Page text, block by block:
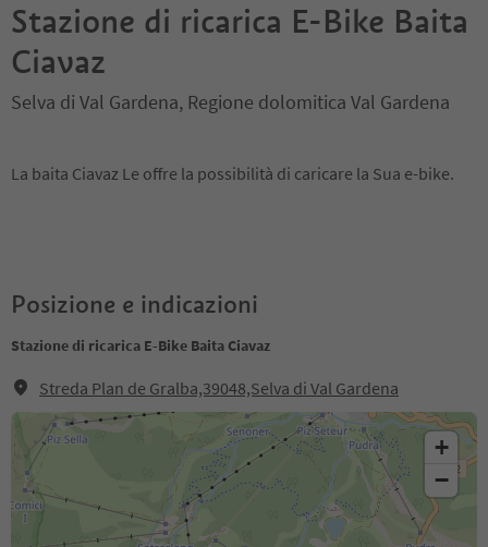
Stazione di ricarica E-Bike Baita
Ciavaz
Selva di Val Gardena, Regione dolomitica Val Gardena
La baita Ciavaz Le offre la possibilità di caricare la Sua e-bike.
Posizione e indicazioni
Stazione di ricarica E-Bike Baita Ciavaz
Streda Plan de Gralba,39048,Selva di Val Gardena
+
−